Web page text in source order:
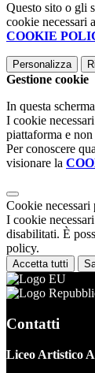
Questo sito o gli
cookie necessari
COOKIE
Personalizza
Gestione cookie
In questa
I cookie
piattaforma e
Per conoscere
visionare la
Cookie
I cookie
disabilitati. È
policy.
Accetta tutti
Contatti
Liceo Artistico